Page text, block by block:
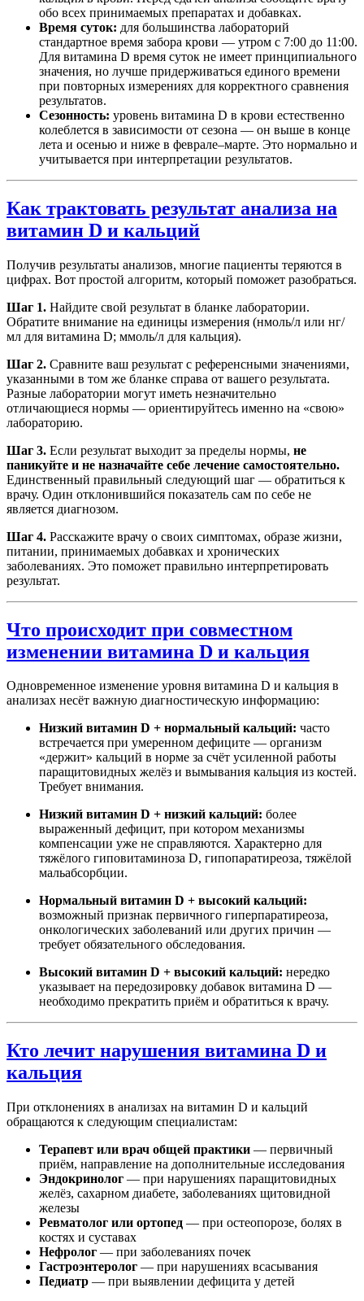
обо всех принимаемых препаратах и добавках.
Время суток: для большинства лабораторий
стандартное время забора крови — утром с 7:00 до 11:00.
Для витамина D время суток не имеет принципиального
значения, но лучше придерживаться единого времени
при повторных измерениях для корректного сравнения
результатов.
Сезонность: уровень витамина D в крови естественно
колеблется в зависимости от сезона — он выше в конце
лета и осенью и ниже в феврале–марте. Это нормально и
учитывается при интерпретации результатов.
Как трактовать результат анализа на
витамин D и кальций
Получив результаты анализов, многие пациенты теряются в
цифрах. Вот простой алгоритм, который поможет разобраться.
Шаг 1. Найдите свой результат в бланке лаборатории.
Обратите внимание на единицы измерения (нмоль/л или нг/
мл для витамина D; ммоль/л для кальция).
Шаг 2. Сравните ваш результат с референсными значениями,
указанными в том же бланке справа от вашего результата.
Разные лаборатории могут иметь незначительно
отличающиеся нормы — ориентируйтесь именно на «свою»
лабораторию.
Шаг 3. Если результат выходит за пределы нормы, не
паникуйте и не назначайте себе лечение самостоятельно.
Единственный правильный следующий шаг — обратиться к
врачу. Один отклонившийся показатель сам по себе не
является диагнозом.
Шаг 4. Расскажите врачу о своих симптомах, образе жизни,
питании, принимаемых добавках и хронических
заболеваниях. Это поможет правильно интерпретировать
результат.
Что происходит при совместном
изменении витамина D и кальция
Одновременное изменение уровня витамина D и кальция в
анализах несёт важную диагностическую информацию:
Низкий витамин D + нормальный кальций: часто
встречается при умеренном дефиците — организм
«держит» кальций в норме за счёт усиленной работы
паращитовидных желёз и вымывания кальция из костей.
Требует внимания.
Низкий витамин D + низкий кальций: более
выраженный дефицит, при котором механизмы
компенсации уже не справляются. Характерно для
тяжёлого гиповитаминоза D, гипопаратиреоза, тяжёлой
мальабсорбции.
Нормальный витамин D + высокий кальций:
возможный признак первичного гиперпаратиреоза,
онкологических заболеваний или других причин —
требует обязательного обследования.
Высокий витамин D + высокий кальций: нередко
указывает на передозировку добавок витамина D —
необходимо прекратить приём и обратиться к врачу.
Кто лечит нарушения витамина D и
кальция
При отклонениях в анализах на витамин D и кальций
обращаются к следующим специалистам:
Терапевт или врач общей практики — первичный
приём, направление на дополнительные исследования
Эндокринолог — при нарушениях паращитовидных
желёз, сахарном диабете, заболеваниях щитовидной
железы
Ревматолог или ортопед — при остеопорозе, болях в
костях и суставах
Нефролог — при заболеваниях почек
Гастроэнтеролог — при нарушениях всасывания
Педиатр — при выявлении дефицита у детей